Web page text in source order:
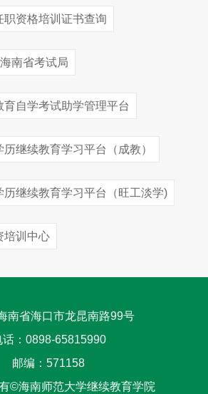
资格培训证书查询
海南省考试局
自学考试助学管理平台
继续教育学习平台（成教）
继续教育学习平台（旺工淡学)
培训中心
南省海口市龙昆南路99号
话：0898-65815990
邮编：571158
©海南师范大学继续教育学院